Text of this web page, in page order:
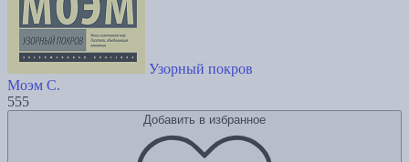
Узорный покров
Моэм С.
555
Добавить в избранное